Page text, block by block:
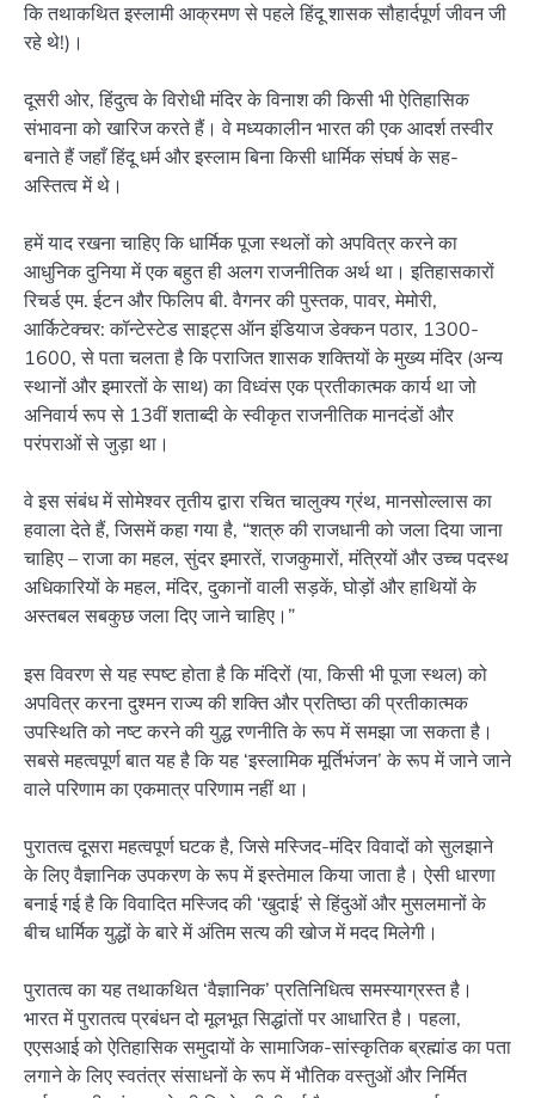
कि तथाकथित इस्लामी आक्रमण से पहले हिंदू शासक सौहार्दपूर्ण जीवन जी
रहे थे!)।
दूसरी ओर, हिंदुत्व के विरोधी मंदिर के विनाश की किसी भी ऐतिहासिक
संभावना को खारिज करते हैं। वे मध्यकालीन भारत की एक आदर्श तस्वीर
बनाते हैं जहाँ हिंदू धर्म और इस्लाम बिना किसी धार्मिक संघर्ष के सह-
अस्तित्व में थे।
हमें याद रखना चाहिए कि धार्मिक पूजा स्थलों को अपवित्र करने का
आधुनिक दुनिया में एक बहुत ही अलग राजनीतिक अर्थ था। इतिहासकारों
रिचर्ड एम. ईटन और फिलिप बी. वैगनर की पुस्तक, पावर, मेमोरी,
आर्किटेक्चर: कॉन्टेस्टेड साइट्स ऑन इंडियाज डेक्कन पठार, 1300-
1600, से पता चलता है कि पराजित शासक शक्तियों के मुख्य मंदिर (अन्य
स्थानों और इमारतों के साथ) का विध्वंस एक प्रतीकात्मक कार्य था जो
अनिवार्य रूप से 13वीं शताब्दी के स्वीकृत राजनीतिक मानदंडों और
परंपराओं से जुड़ा था।
वे इस संबंध में सोमेश्वर तृतीय द्वारा रचित चालुक्य ग्रंथ, मानसोल्लास का
हवाला देते हैं, जिसमें कहा गया है, “शत्रु की राजधानी को जला दिया जाना
चाहिए – राजा का महल, सुंदर इमारतें, राजकुमारों, मंत्रियों और उच्च पदस्थ
अधिकारियों के महल, मंदिर, दुकानों वाली सड़कें, घोड़ों और हाथियों के
अस्तबल सबकुछ जला दिए जाने चाहिए।”
इस विवरण से यह स्पष्ट होता है कि मंदिरों (या, किसी भी पूजा स्थल) को
अपवित्र करना दुश्मन राज्य की शक्ति और प्रतिष्ठा की प्रतीकात्मक
उपस्थिति को नष्ट करने की युद्ध रणनीति के रूप में समझा जा सकता है।
सबसे महत्वपूर्ण बात यह है कि यह ‘इस्लामिक मूर्तिभंजन’ के रूप में जाने जाने
वाले परिणाम का एकमात्र परिणाम नहीं था।
पुरातत्व दूसरा महत्वपूर्ण घटक है, जिसे मस्जिद-मंदिर विवादों को सुलझाने
के लिए वैज्ञानिक उपकरण के रूप में इस्तेमाल किया जाता है। ऐसी धारणा
बनाई गई है कि विवादित मस्जिद की ‘खुदाई’ से हिंदुओं और मुसलमानों के
बीच धार्मिक युद्धों के बारे में अंतिम सत्य की खोज में मदद मिलेगी।
पुरातत्व का यह तथाकथित ‘वैज्ञानिक’ प्रतिनिधित्व समस्याग्रस्त है।
भारत में पुरातत्व प्रबंधन दो मूलभूत सिद्धांतों पर आधारित है। पहला,
एएसआई को ऐतिहासिक समुदायों के सामाजिक-सांस्कृतिक ब्रह्मांड का पता
लगाने के लिए स्वतंत्र संसाधनों के रूप में भौतिक वस्तुओं और निर्मित